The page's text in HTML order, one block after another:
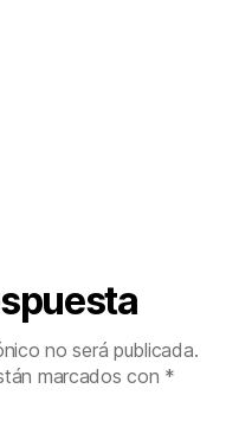
no será publicada.
marcados con *